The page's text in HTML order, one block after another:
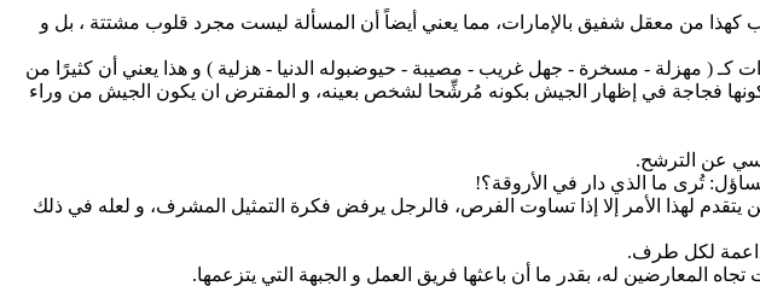
من معقل شفيق بالإمارات، مما يعني أيضاً أن المسألة ليست مجرد قلوب مشتتة ، بل و
كـ ( مهزلة - مسخرة - جهل غريب - مصيبة - حيوضبوله الدنيا - هزلية ) و هذا يعني أن كثيرًا من
فجاجة في إظهار الجيش بكونه مُرشِّحا لشخص بعينه، و المفترض ان يكون الجيش من وراء
لهذا الأمر إلا إذا تساوت الفرص، فالرجل يرفض فكرة التمثيل المشرف، و لعله في ذلك